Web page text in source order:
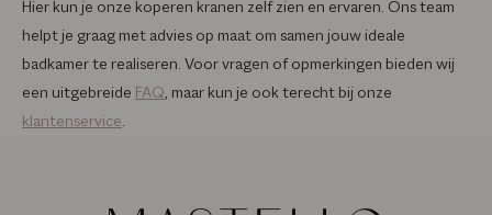
Hier kun je onze koperen kranen zelf zien en ervaren. Ons team
helpt je graag met advies op maat om samen jouw ideale
badkamer te realiseren. Voor vragen of opmerkingen bieden wij
een uitgebreide FAQ, maar kun je ook terecht bij onze
klantenservice.